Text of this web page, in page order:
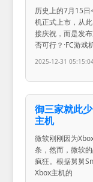
历史上的7月15日
机正式上市，从
接庆祝，而是发
否可行？·FC游戏
2025-12-31
御三家就此
主机
微软刚刚因为
条，然而，微软
疯狂。根据舅舅
Xbox主机的